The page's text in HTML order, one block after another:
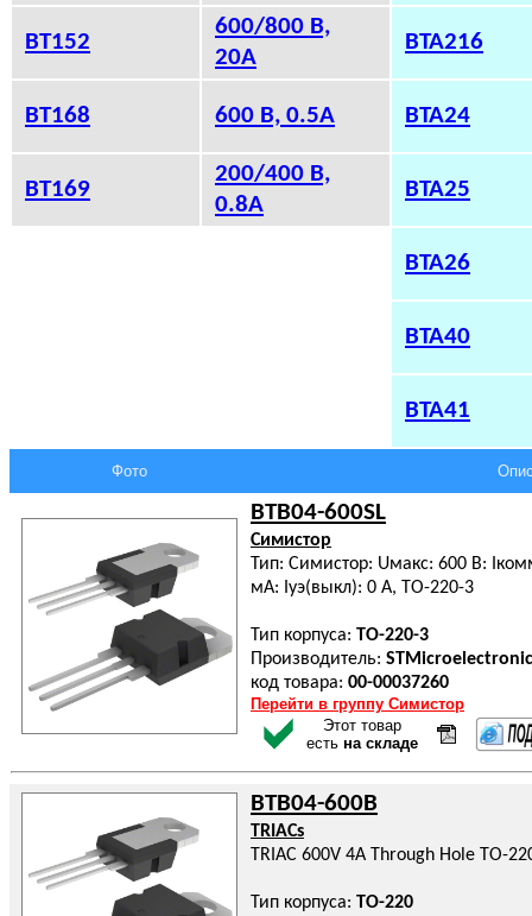
BT152
600/800 В,
20A
BTA216
BT168 600 В, 0.5A BTA24
BT169
200/400 В,
0.8A
BTA25
BTA26
BTA40
BTA41
Фото
BTB04-600SL
Симистор
Тип: Симистор: Uмакс: 600 В:
мА: Iуэ(выкл): 0 А, TO-220-3
Тип корпуса: TO-220-3
Производитель:
код товара: 00-00037260
Перейти в группу Симистор
Этот товар
есть на складе
BTB04-600B
TRIACs
TRIAC 600V 4A Through Hole TO-
Тип корпуса: TO-220